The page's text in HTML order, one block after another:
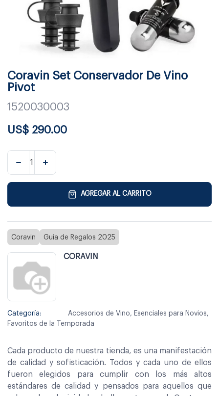
Coravin Set Conservador De Vino
Pivot
1520030003
US$ 290.00
AGREGAR AL CARRITO
Coravin Guía de Regalos 2025
CORAVIN
Categoría:
Accesorios de Vino, Esenciales para Novios,
Favoritos de la Temporada
Cada producto de nuestra tienda, es una manifestación
de calidad y sofisticación. Todos y cada uno de ellos
fueron elegidos para cumplir con los más altos
estándares de calidad y pensados para aquellos que